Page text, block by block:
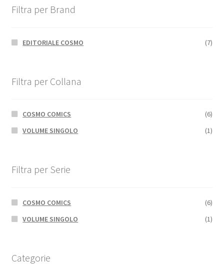
Filtra per Brand
EDITORIALE COSMO (7)
Filtra per Collana
COSMO COMICS
(6)
VOLUME SINGOLO
(1)
Filtra per Serie
COSMO COMICS
(6)
VOLUME SINGOLO
(1)
Categorie